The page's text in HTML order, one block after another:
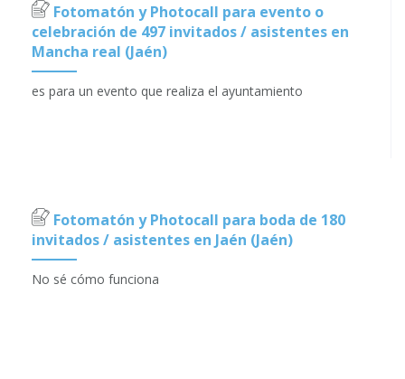
Fotomatón y Photocall para evento o
celebración de 497 invitados / asistentes en
Mancha real (Jaén)
es para un evento que realiza el ayuntamiento
Fotomatón y Photocall para boda de 180
invitados / asistentes en Jaén (Jaén)
No sé cómo funciona